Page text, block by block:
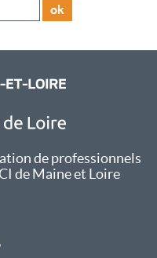
ok
de professionnels
de Maine et Loire